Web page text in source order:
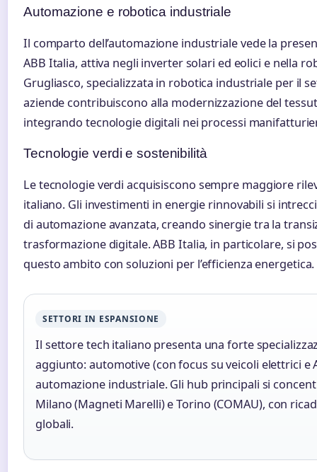
Automazione e robotica industriale
Il comparto dell’automazione industriale vede la
ABB Italia, attiva negli inverter solari ed eolici e nella
Grugliasco, specializzata in robotica industriale per il
aziende contribuiscono alla modernizzazione del
integrando tecnologie digitali nei processi
Tecnologie verdi e sostenibilità
Le tecnologie verdi acquisiscono sempre maggiore
italiano. Gli investimenti in energie rinnovabili si
di automazione avanzata, creando sinergie tra la
trasformazione digitale. ABB Italia, in particolare, si
questo ambito con soluzioni per l’efficienza energetica.
SETTORI IN ESPANSIONE
Il settore tech italiano presenta una forte
aggiunto: automotive (con focus su veicoli elettrici e
automazione industriale. Gli hub principali si
Milano (Magneti Marelli) e Torino (COMAU), con
globali.